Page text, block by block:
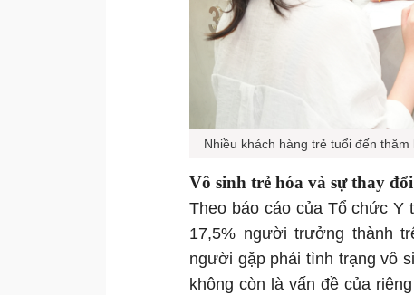
Nhiều khách hàng trẻ tuổi đến
Vô sinh trẻ hóa và sự thay
Theo báo cáo của Tổ chức Y
17,5% người trưởng thành
người gặp phải tình trạng vô
không còn là vấn đề của